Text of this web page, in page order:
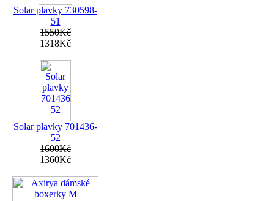
Solar plavky 730598-
51
1550Kč
1318Kč
Solar plavky 701436-
52
1600Kč
1360Kč